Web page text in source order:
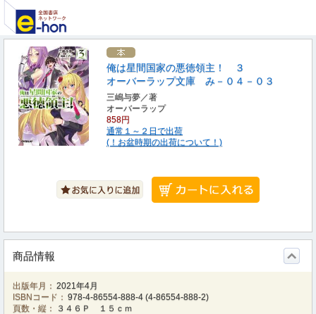
俺は星間国家の悪徳領主！ ３
オーバーラップ文庫 み－０４－０３
三嶋与夢／著
オーバーラップ
858円
通常１～２日で出荷
(！お盆時期の出荷について！)
商品情報
出版年月： 2021年4月
ISBNコード： 978-4-86554-888-4 (4-86554-888-2)
頁数・縦：
３４６Ｐ １５ｃｍ